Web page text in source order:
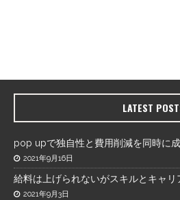
LATEST
pop upで独自性と費用削減を同時に
2021年9月16日
給料は上げられないがスキルとキャリ
2021年9月3日